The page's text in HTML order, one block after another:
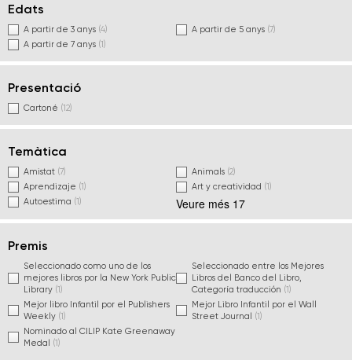
Edats
A partir de 3 anys (4) A partir de 5 anys (7)
A partir de 7 anys (1)
Presentació
Cartoné (12)
Temàtica
Amistat (7) Animals (2)
Aprendizaje (1) Art y creatividad (1)
Autoestima (1) Veure més 17
Premis
Seleccionado como uno de los
mejores libros por la New York Public
Library (1)
Seleccionado entre los Mejores
Libros del Banco del Libro,
Categoría traducción (1)
Mejor libro Infantil por el Publishers
Weekly (1)
Mejor Libro Infantil por el Wall
Street Journal (1)
Nominado al CILIP Kate Greenaway
Medal (1)